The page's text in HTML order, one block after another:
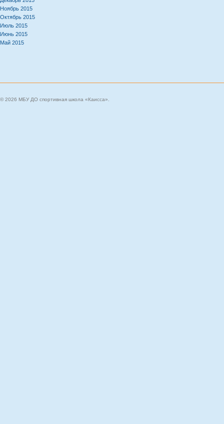
Ноябрь 2015
Октябрь 2015
Июль 2015
Июнь 2015
Май 2015
© 2026 МБУ ДО спортивная школа «Каисса».